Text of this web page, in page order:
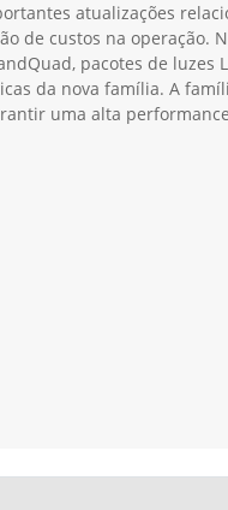
atualizações
de custos na operação.
pacotes de luzes
da nova família. A
uma alta